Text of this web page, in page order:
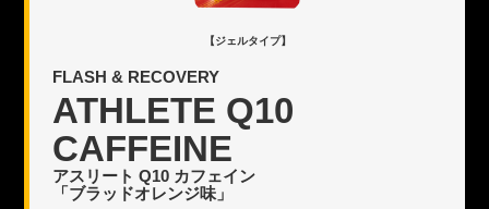
【ジェルタイプ】
FLASH & RECOVERY
ATHLETE Q10
CAFFEINE
アスリート Q10 カフェイン
「ブラッドオレンジ味」